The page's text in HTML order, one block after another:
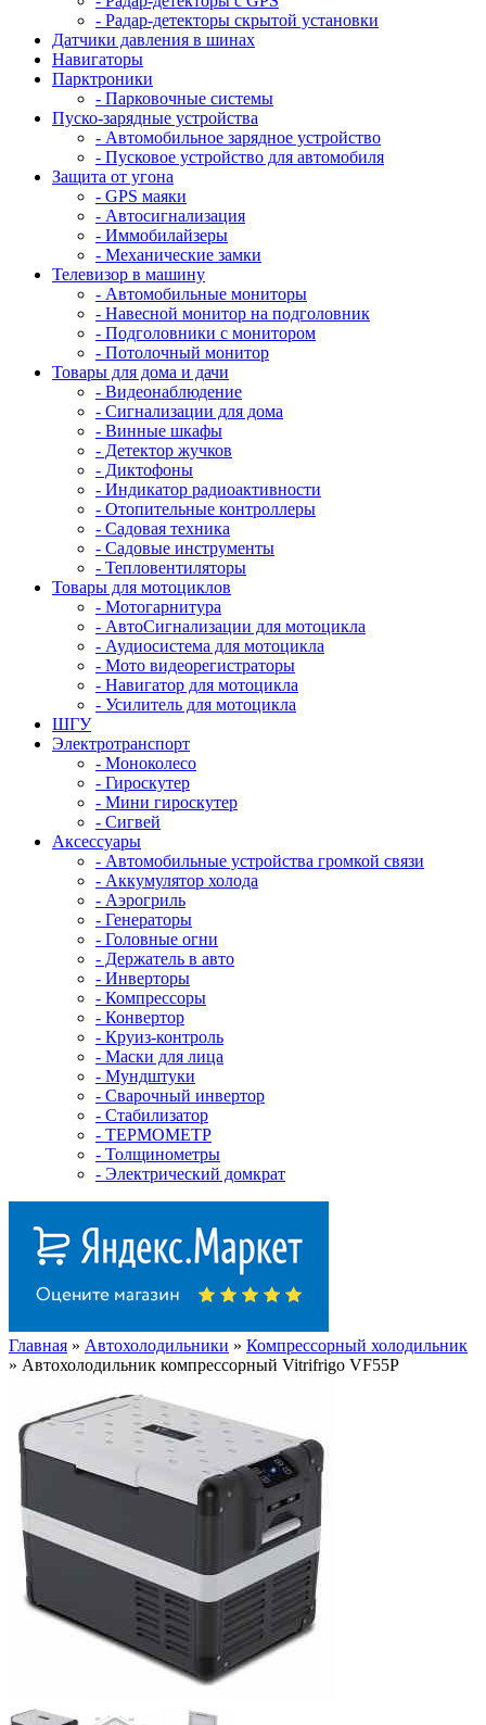
- Радар-детекторы скрытой установки
Датчики давления в шинах
Навигаторы
Парктроники
- Парковочные системы
Пуско-зарядные устройства
- Автомобильное зарядное устройство
- Пусковое устройство для автомобиля
Защита от угона
- GPS маяки
- Автосигнализация
- Иммобилайзеры
- Механические замки
Телевизор в машину
- Автомобильные мониторы
- Навесной монитор на подголовник
- Подголовники с монитором
- Потолочный монитор
Товары для дома и дачи
- Видеонаблюдение
- Сигнализации для дома
- Винные шкафы
- Детектор жучков
- Диктофоны
- Индикатор радиоактивности
- Отопительные контроллеры
- Садовая техника
- Садовые инструменты
- Тепловентиляторы
Товары для мотоциклов
- Mотогарнитура
- АвтоСигнализации для мотоцикла
- Аудиосистема для мотоцикла
- Мото видеорегистраторы
- Навигатор для мотоцикла
- Усилитель для мотоцикла
ШГУ
Электротранспорт
- Mоноколесо
- Гироскутер
- Мини гироскутер
- Сигвей
Аксессуары
- Автомобильные устройства громкой связи
- Аккумулятор холода
- Аэрогриль
- Генераторы
- Головные огни
- Держатель в авто
- Инверторы
- Компрессоры
- Конвертор
- Круиз-контроль
- Маски для лица
- Мундштуки
- Сварочный инвертор
- Стабилизатор
- ТЕРМОМЕТР
- Толщинометры
- Электрический домкрат
Главная » Автохолодильники » Компрессорный холодильник
» Автохолодильник компрессорный Vitrifrigo VF55P